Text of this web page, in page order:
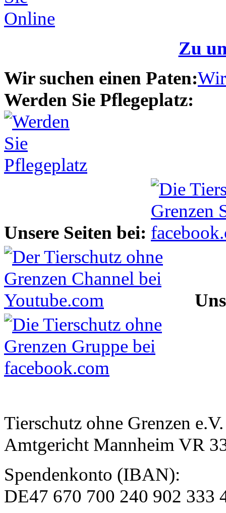
Zu
Wir suchen einen Paten:
Werden Sie Pflegeplatz:
Unsere Seiten bei:
Tierschutz ohne Grenzen e.V.
Amtgericht Mannheim VR
Spendenkonto (IBAN):
DE47 670 700 240 902 333